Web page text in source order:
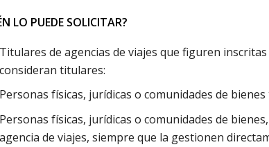
LO PUEDE SOLICITAR?
Titulares de agencias de viajes que figuren
consideran titulares:
Personas físicas, jurídicas o comunidades de
Personas físicas, jurídicas o comunidades de
agencia de viajes, siempre que la gestionen